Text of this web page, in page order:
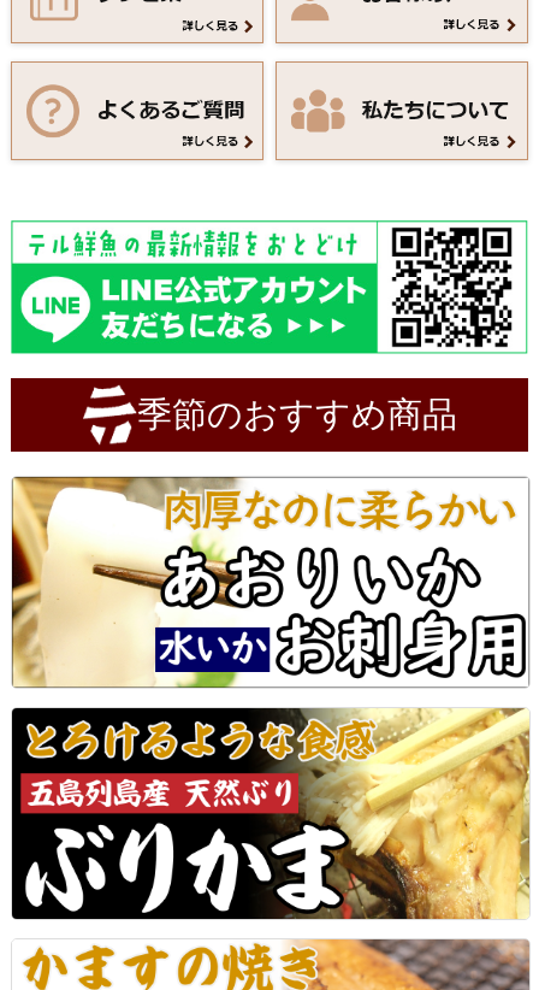
季節のおすすめ商品